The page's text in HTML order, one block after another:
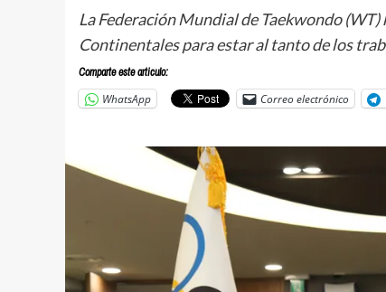
La Federación Mundial de Taekwondo
Continentales para estar al tanto de los
Comparte este articulo:
WhatsApp Correo electrónico